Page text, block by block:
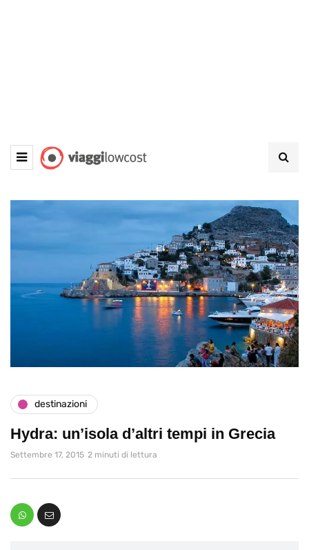
destinazioni
Hydra: un’isola d’altri tempi in Grecia
Settembre 17, 2015 2 minuti di lettura